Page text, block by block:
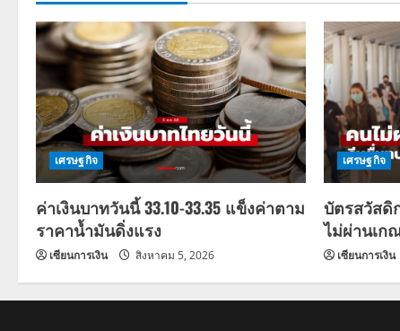
เศรษฐกิจ
ค่าเงินบาทวันนี้ 33.10-33.35 แข็งค่าตาม
ราคาน้ำมันดิ่งแรง
เซียนการเงิน สิงหาคม 5, 2026
เศรษฐกิจ
บัตรสวัสดิ
ไม่ผ่านเก
เซียนการเงิน